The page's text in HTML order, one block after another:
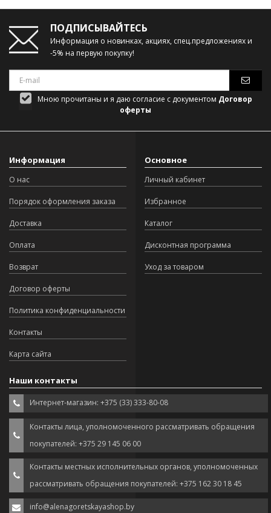
ПОДПИСЫВАЙТЕСЬ
Информация о новинках, акциях, спец.предложениях и
-5% на первую покупку!
Мною прочитаны и я даю согласие с документом Договор
оферты
Информация
О нас
Порядок оформления заказа
Доставка
Оплата
Возврат
Договор оферты
Политика конфиденциальности
Контакты
Карта сайта
Основное
Личный кабинет
Избранное
Каталог
Дисконтная программа
Уход за товаром
Наши контакты
Интернет-магазин: +375 (33) 333-80-08
Контакты лица, уполномоченного рассматривать обращения
покупателей: +375 29 145 06 00
Контакты местных исполнительных органов, уполномоченных
рассматривать обращения покупателей: +375 162 30 18 45
info@alenagoretskayashop.by